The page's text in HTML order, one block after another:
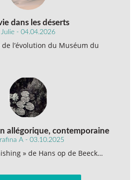
dans les déserts
Julie - 04.04.2026
l’évolution du Muséum du
allégorique, contemporaine
A - 03.10.2025
» de Hans op de Beeck…